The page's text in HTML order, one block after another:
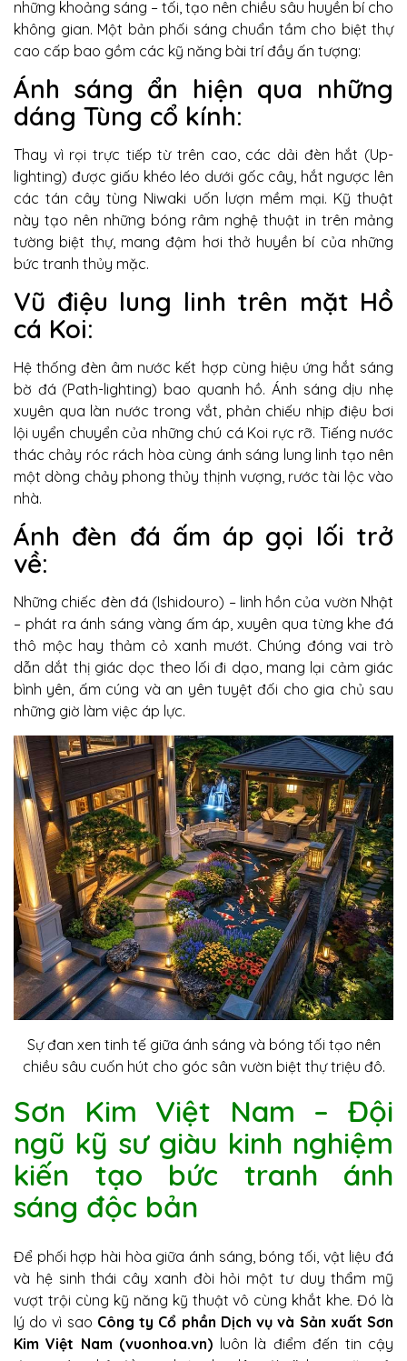
những khoảng sáng – tối, tạo nên chiều sâu huyền bí cho
không gian. Một bản phối sáng chuẩn tầm cho biệt thự
cao cấp bao gồm các kỹ năng bài trí đầy ấn tượng:
Ánh sáng ẩn hiện qua những
dáng Tùng cổ kính:
Thay vì rọi trực tiếp từ trên cao, các dải đèn hắt (Up-
lighting) được giấu khéo léo dưới gốc cây, hắt ngược lên
các tán cây tùng Niwaki uốn lượn mềm mại. Kỹ thuật
này tạo nên những bóng râm nghệ thuật in trên mảng
tường biệt thự, mang đậm hơi thở huyền bí của những
bức tranh thủy mặc.
Vũ điệu lung linh trên mặt Hồ
cá Koi:
Hệ thống đèn âm nước kết hợp cùng hiệu ứng hắt sáng
bờ đá (Path-lighting) bao quanh hồ. Ánh sáng dịu nhẹ
xuyên qua làn nước trong vắt, phản chiếu nhịp điệu bơi
lội uyển chuyển của những chú cá Koi rực rỡ. Tiếng nước
thác chảy róc rách hòa cùng ánh sáng lung linh tạo nên
một dòng chảy phong thủy thịnh vượng, rước tài lộc vào
nhà.
Ánh đèn đá ấm áp gọi lối trở
về:
Những chiếc đèn đá (Ishidouro) – linh hồn của vườn Nhật
– phát ra ánh sáng vàng ấm áp, xuyên qua từng khe đá
thô mộc hay thảm cỏ xanh mướt. Chúng đóng vai trò
dẫn dắt thị giác dọc theo lối đi dạo, mang lại cảm giác
bình yên, ấm cúng và an yên tuyệt đối cho gia chủ sau
những giờ làm việc áp lực.
Sự đan xen tinh tế giữa ánh sáng và bóng tối tạo nên
chiều sâu cuốn hút cho góc sân vườn biệt thự triệu đô.
Sơn Kim Việt Nam – Đội
ngũ kỹ sư giàu kinh nghiệm
kiến tạo bức tranh ánh
sáng độc bản
Để phối hợp hài hòa giữa ánh sáng, bóng tối, vật liệu đá
và hệ sinh thái cây xanh đòi hỏi một tư duy thẩm mỹ
vượt trội cùng kỹ năng kỹ thuật vô cùng khắt khe. Đó là
lý do vì sao Công ty Cổ phần Dịch vụ và Sản xuất Sơn
Kim Việt Nam (vuonhoa.vn) luôn là điểm đến tin cậy